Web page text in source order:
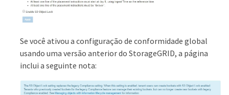
Se você ativou a configuração de conformidade global
usando uma versão anterior do StorageGRID, a página
inclui a seguinte nota: